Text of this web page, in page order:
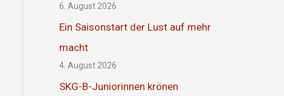
6. August 2026
Ein Saisonstart der Lust auf mehr
macht
4. August 2026
SKG-B-Juniorinnen krönen